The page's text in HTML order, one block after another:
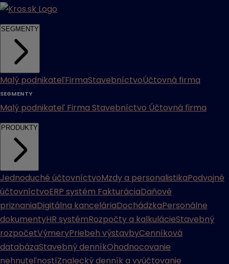
SEGMENTY
Malý podnikateľFirmaStavebníctvoÚčtovná firma
SEGMENTY
Malý podnikateľ Firma Stavebníctvo Účtovná firma
PRODUKTY
Jednoduché účtovníctvoMzdy a personalistikaPodvojné
účtovníctvoERP systém FakturáciaDaňové
priznaniaDigitálna kanceláriaDochádzkaPersonálne
dokumentyHR systémRozpočty a kalkulácieStavebný
rozpočetVýmeryPriebeh výstavbyCenníková
databázaStavebný denníkOhodnocovanie
nehnuteľnostíZnalecký denník a vyúčtovanie